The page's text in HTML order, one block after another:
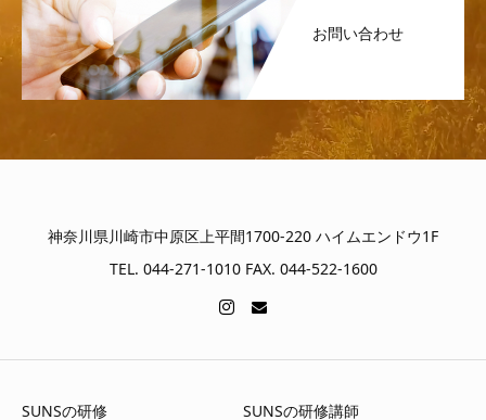
お問い合わせ
神奈川県川崎市中原区上平間1700-220 ハイムエンドウ1F
TEL. 044-271-1010 FAX. 044-522-1600
SUNSの研修 SUNSの研修講師